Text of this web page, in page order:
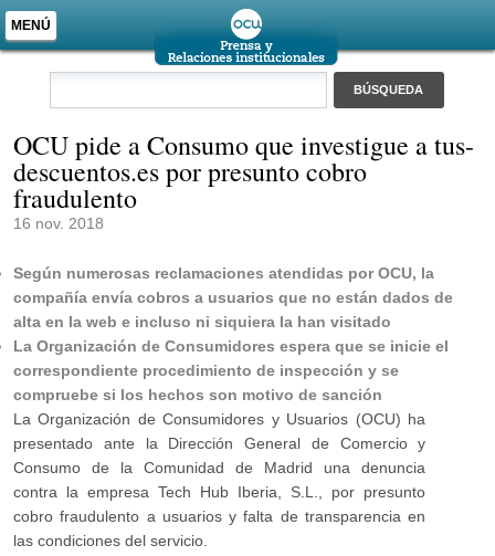
MENÚ
OCU pide a Consumo que investigue a tus-
descuentos.es por presunto cobro
fraudulento
16 nov. 2018
Según numerosas reclamaciones atendidas por OCU, la
compañía envía cobros a usuarios que no están dados de
alta en la web e incluso ni siquiera la han visitado
La Organización de Consumidores espera que se inicie el
correspondiente procedimiento de inspección y se
compruebe si los hechos son motivo de sanción
La Organización de Consumidores y Usuarios (OCU) ha
presentado ante la Dirección General de Comercio y
Consumo de la Comunidad de Madrid una denuncia
contra la empresa Tech Hub Iberia, S.L., por presunto
cobro fraudulento a usuarios y falta de transparencia en
las condiciones del servicio.